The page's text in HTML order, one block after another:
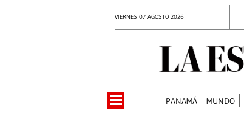
VIERNES 07 AGOSTO 2026
PANAMÁ MUNDO